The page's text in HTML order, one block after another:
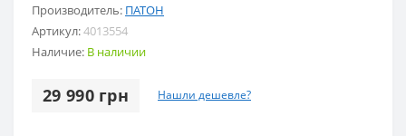
Производитель: ПАТОН
Артикул:4013554
Наличие: В наличии
29 990 грн Нашли дешевле?